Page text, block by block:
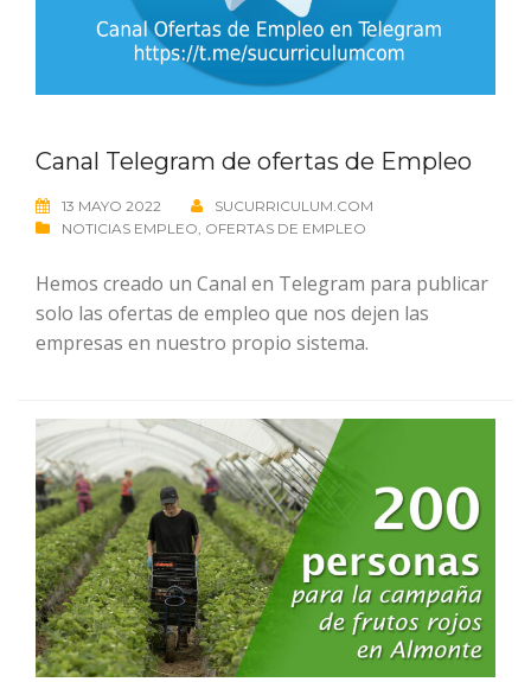
Canal Telegram de ofertas de Empleo
13 MAYO 2022
SUCURRICULUM.COM
NOTICIAS EMPLEO OFERTAS DE EMPLEO
Hemos creado un Canal en Telegram para publicar
solo las ofertas de empleo que nos dejen las
empresas en nuestro propio sistema.